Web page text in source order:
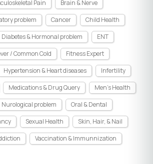
Pain
Brain & Nerve
problem
Cancer
Child Health
Diabetes & Hormonal problem
ENT
/ Common Cold
Fitness Expert
Hypertension & Heart diseases
Infertility
Medications & Drug Query
Men's Health
Nurological problem
Oral & Dental
Sexual Health
Skin, Hair, & Nail
Vaccination & Immunnization